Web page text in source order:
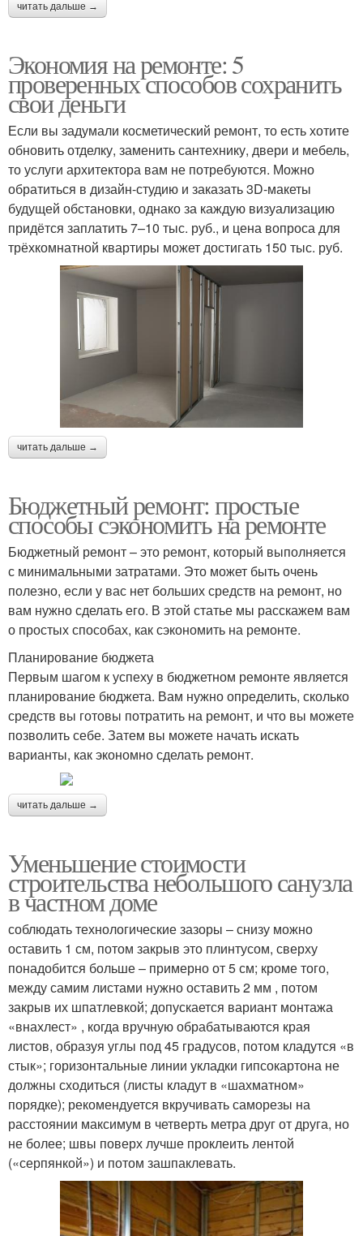
читать дальше →
Экономия на ремонте: 5
проверенных способов сохранить
свои деньги
Если вы задумали косметический ремонт, то есть хотите
обновить отделку, заменить сантехнику, двери и мебель,
то услуги архитектора вам не потребуются. Можно
обратиться в дизайн-студию и заказать 3D-макеты
будущей обстановки, однако за каждую визуализацию
придётся заплатить 7–10 тыс. руб., и цена вопроса для
трёхкомнатной квартиры может достигать 150 тыс. руб.
читать дальше →
Бюджетный ремонт: простые
способы сэкономить на ремонте
Бюджетный ремонт – это ремонт, который выполняется
с минимальными затратами. Это может быть очень
полезно, если у вас нет больших средств на ремонт, но
вам нужно сделать его. В этой статье мы расскажем вам
о простых способах, как сэкономить на ремонте.
Планирование бюджета
Первым шагом к успеху в бюджетном ремонте является
планирование бюджета. Вам нужно определить, сколько
средств вы готовы потратить на ремонт, и что вы можете
позволить себе. Затем вы можете начать искать
варианты, как экономно сделать ремонт.
читать дальше →
Уменьшение стоимости
строительства небольшого санузла
в частном доме
соблюдать технологические зазоры – снизу можно
оставить 1 см, потом закрыв это плинтусом, сверху
понадобится больше – примерно от 5 см; кроме того,
между самим листами нужно оставить 2 мм , потом
закрыв их шпатлевкой; допускается вариант монтажа
«внахлест» , когда вручную обрабатываются края
листов, образуя углы под 45 градусов, потом кладутся «в
стык»; горизонтальные линии укладки гипсокартона не
должны сходиться (листы кладут в «шахматном»
порядке); рекомендуется вкручивать саморезы на
расстоянии максимум в четверть метра друг от друга, но
не более; швы поверх лучше проклеить лентой
(«серпянкой») и потом зашпаклевать.